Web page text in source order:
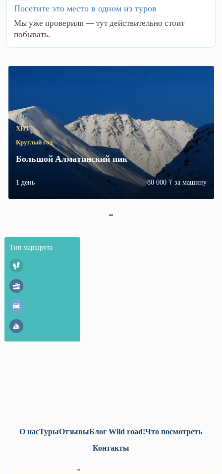
Посетите это место в одном из туров
Мы уже проверили — тут действительно стоит
побывать.
ХИТ
Круглый год
Большой Алматинский пик
1 день 80 000 ₸ за машину
1
23
Тип маршрута
О насТурыОтзывыБлог Wild road!Что посмотреть
Контакты